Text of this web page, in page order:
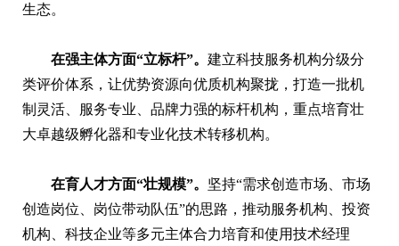
生态。
在强主体方面“立标杆”。 建立科技服务机构分级分
类评价体系，让优势资源向优质机构聚拢，打造一批机
制灵活、服务专业、品牌力强的标杆机构，重点培育壮
大卓越级孵化器和专业化技术转移机构。
在育人才方面“壮规模”。 坚持“需求创造市场、市场
创造岗位、岗位带动队伍”的思路，推动服务机构、投资
机构、科技企业等多元主体合力培育和使用技术经理